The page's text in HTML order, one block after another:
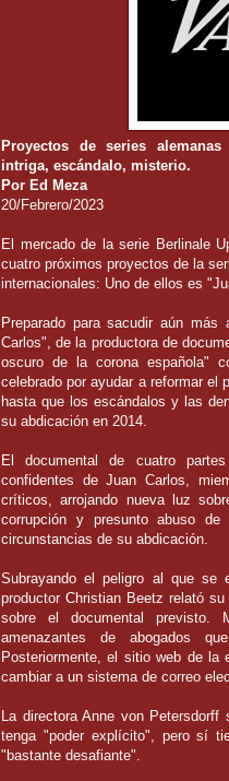
Proyectos de series
intriga, escándalo, misterio.
Por Ed Meza
20/Febrero/2023
El mercado de la serie Berlinale
cuatro próximos proyectos de la
internacionales: Uno de ellos es
Preparado para sacudir aún
Carlos", de la productora de
oscuro de la corona española"
celebrado por ayudar a reformar el
hasta que los escándalos y las
su abdicación en 2014.
El documental de cuatro
confidentes de Juan Carlos,
críticos, arrojando nueva luz
corrupción y presunto abuso
circunstancias de su abdicación.
Subrayando el peligro al que se
productor Christian Beetz relató
sobre el documental previsto.
amenazantes de abogados
Posteriormente, el sitio web de la
cambiar a un sistema de correo
La directora Anne von
tenga "poder explícito", pero sí
"bastante desafiante".